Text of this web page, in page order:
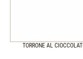
TORRONE AL